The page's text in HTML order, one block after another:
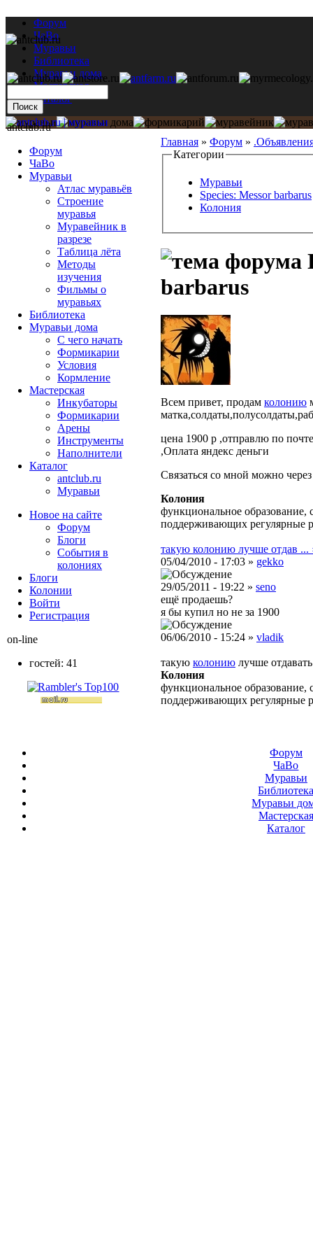
Форум
ЧаВо
Муравьи
Библиотека
Муравьи дома
Мастерская
Каталог
Главная » Форум »
Категории
Муравьи
Species: Messor barbarus
Колония
barbarus
Всем привет, продам колонию
цена 1900 р ,отправлю по
,Оплата яндекс деньги
Связаться со мной можно
Колония
функциональное образование,
поддерживающих регулярные
такую колонию лучше отдав ...
05/04/2010 - 17:03 » gekko
29/05/2011 - 19:22 » seno
ещё продаешь?
я бы купил но не за 1900
06/06/2010 - 15:24 » vladik
такую колонию лучше
Колония
функциональное образование,
поддерживающих регулярные
antclub.ru
Форум
ЧаВо
Муравьи
Атлас муравьёв
Строение
муравья
Муравейник в
разрезе
Таблица лёта
Методы
изучения
Фильмы о
муравьях
Библиотека
Муравьи дома
С чего начать
Формикарии
Условия
Кормление
Мастерская
Инкубаторы
Формикарии
Арены
Инструменты
Наполнители
Каталог
antclub.ru
Муравьи
Новое на сайте
Форум
Блоги
События в
колониях
Блоги
Колонии
Войти
Peгиcтpaция
on-line
гостей: 41
Форум
ЧаВо
Муравьи
Муравьи
Мастерская
Каталог